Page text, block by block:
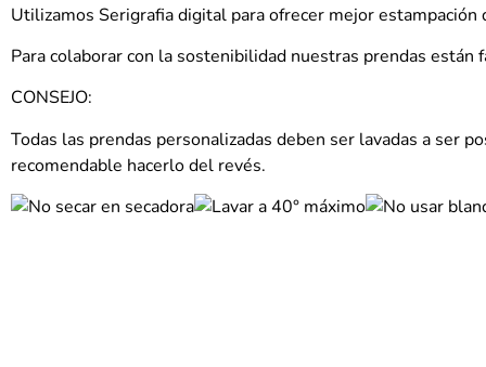
Utilizamos Serigrafia digital para ofrecer mejor
Para colaborar con la sostenibilidad nuestras prendas están
CONSEJO:
Todas las prendas personalizadas deben ser lavadas a ser
recomendable hacerlo del revés.